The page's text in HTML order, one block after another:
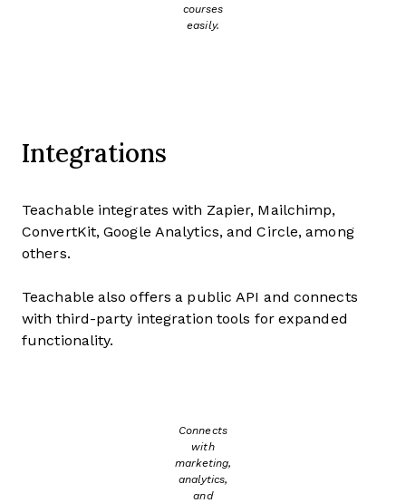
courses
easily.
Integrations
Teachable integrates with Zapier, Mailchimp,
ConvertKit, Google Analytics, and Circle, among
others.
Teachable also offers a public API and connects
with third-party integration tools for expanded
functionality.
Connects
with
marketing,
analytics,
and